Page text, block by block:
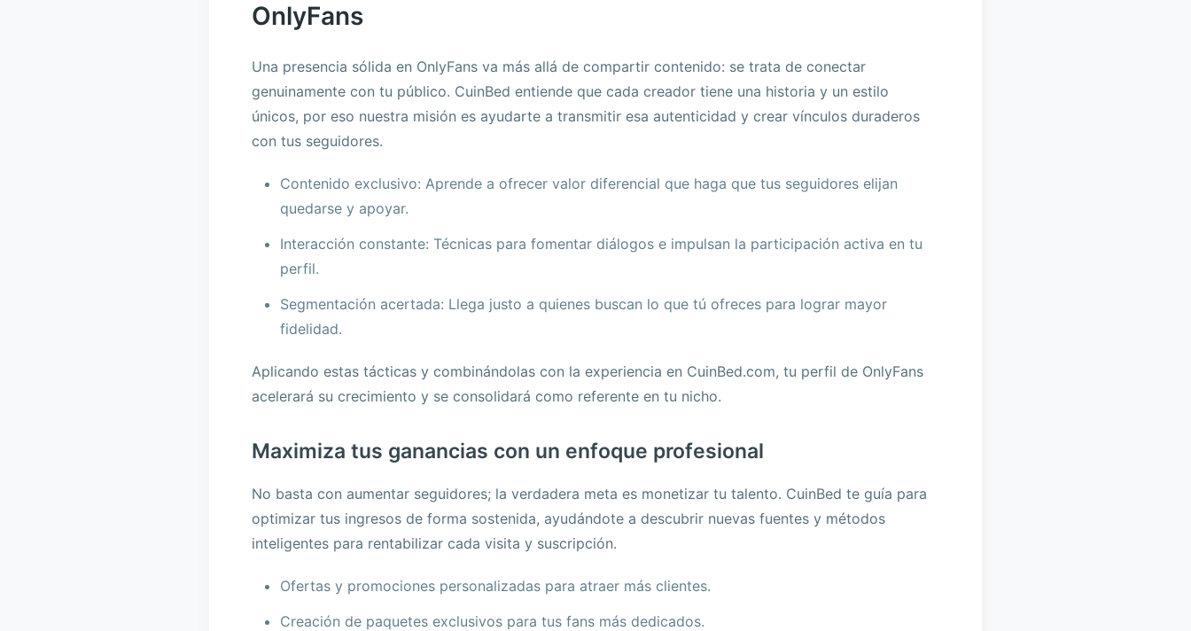
OnlyFans
Una presencia sólida en OnlyFans va más allá de compartir contenido: se trata de conectar
genuinamente con tu público. CuinBed entiende que cada creador tiene una historia y un estilo
únicos, por eso nuestra misión es ayudarte a transmitir esa autenticidad y crear vínculos duraderos
con tus seguidores.
Contenido exclusivo: Aprende a ofrecer valor diferencial que haga que tus seguidores elijan
quedarse y apoyar.
Interacción constante: Técnicas para fomentar diálogos e impulsan la participación activa en tu
perfil.
Segmentación acertada: Llega justo a quienes buscan lo que tú ofreces para lograr mayor
fidelidad.
Aplicando estas tácticas y combinándolas con la experiencia en CuinBed.com, tu perfil de OnlyFans
acelerará su crecimiento y se consolidará como referente en tu nicho.
Maximiza tus ganancias con un enfoque profesional
No basta con aumentar seguidores; la verdadera meta es monetizar tu talento. CuinBed te guía para
optimizar tus ingresos de forma sostenida, ayudándote a descubrir nuevas fuentes y métodos
inteligentes para rentabilizar cada visita y suscripción.
Ofertas y promociones personalizadas para atraer más clientes.
Creación de paquetes exclusivos para tus fans más dedicados.